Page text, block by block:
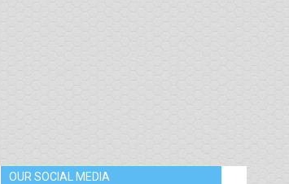
OUR SOCIAL MEDIA